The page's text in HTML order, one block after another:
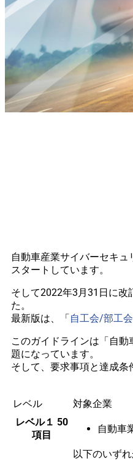
自動車産業サイバーセキ
スタートしています。
そして2022年3月31日に改
た。
最新版は、「自工会/部工
このガイドラインは「自
題になっています。
そして、要求事項と達成条
レベル
対象企業
レベル１ 50
項目
自動車
以下のいず